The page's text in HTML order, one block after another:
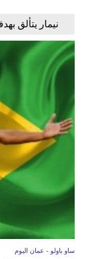
نيمار يتألق
ساو باولو - عمان اليوم